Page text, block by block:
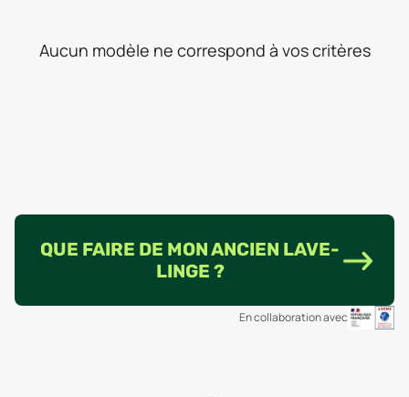
Aucun modèle ne correspond à vos critères
QUE FAIRE DE MON ANCIEN LAVE-
LINGE ?
En collaboration avec